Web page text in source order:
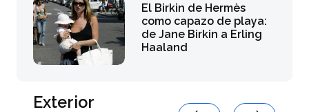
El Birkin de Hermès
como capazo de playa:
de Jane Birkin a Erling
Haaland
Exterior